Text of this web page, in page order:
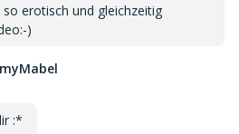
so erotisch und gleichzeitig
)
:*